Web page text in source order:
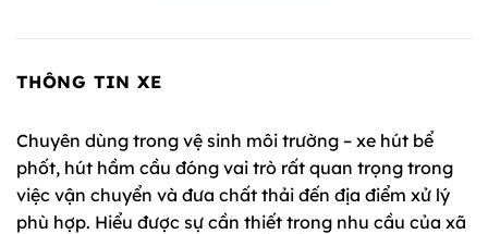
THÔNG TIN XE
Chuyên dùng trong vệ sinh môi trường – xe hút bể
phốt, hút hầm cầu đóng vai trò rất quan trọng trong
việc vận chuyển và đưa chất thải đến địa điểm xử lý
phù hợp. Hiểu được sự cần thiết trong nhu cầu của xã